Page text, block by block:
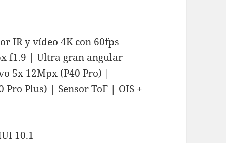
IR y vídeo 4K con 60fps
f1.9 | Ultra gran angular
5x 12Mpx (P40 Pro) |
Plus) | Sensor ToF | OIS +
10.1